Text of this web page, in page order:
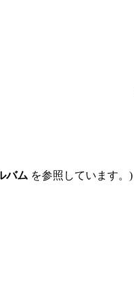
バム を参照しています。)